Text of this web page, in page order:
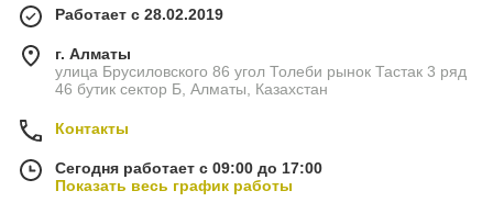
Работает с 28.02.2019
г. Алматы
улица Брусиловского 86 угол Толеби рынок Тастак 3 ряд
46 бутик сектор Б, Алматы, Казахстан
Контакты
Сегодня работает с 09:00 до 17:00
Показать весь график работы